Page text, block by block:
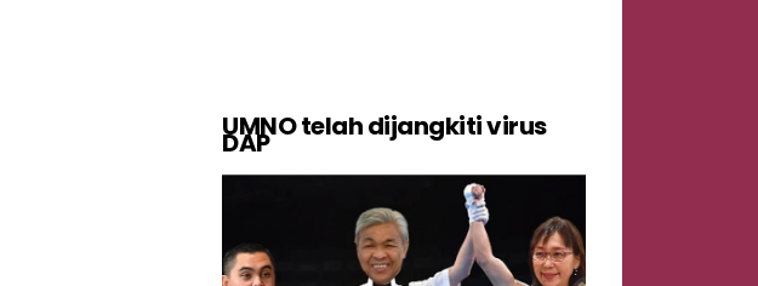
UMNO telah dijangkiti virus
DAP